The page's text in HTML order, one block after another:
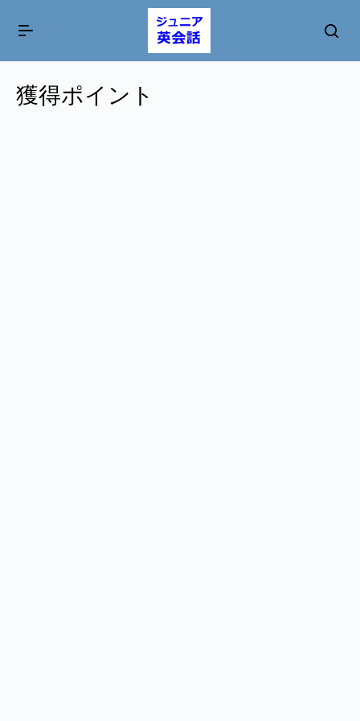
獲得ポイント